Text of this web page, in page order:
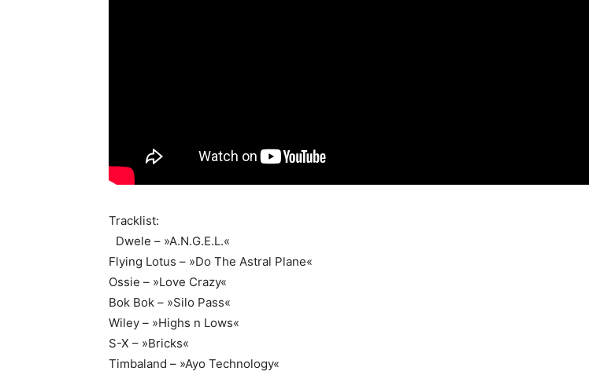
Tracklist:
Dwele – »A.N.G.E.L.«
Flying Lotus – »Do The Astral Plane«
Ossie – »Love Crazy«
Bok Bok – »Silo Pass«
Wiley – »Highs n Lows«
S-X – »Bricks«
Timbaland – »Ayo Technology«